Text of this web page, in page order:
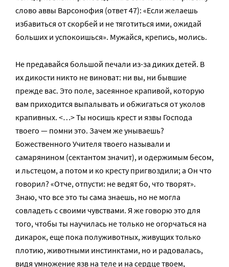
слово аввы Варсонофия (ответ 47): «Если желаешь
избавиться от скорбей и не тяготиться ими, ожидай
больших и успокоишься». Мужайся, крепись, молись.
Не предавайся большой печали из-за диких детей. В
их дикости никто не виноват: ни вы, ни бывшие
прежде вас. Это поле, засеянное крапивой, которую
вам приходится выпалывать и обжигаться от уколов
крапивных. <…> Ты носишь крест и язвы Господа
твоего — помни это. Зачем же унываешь?
Божественного Учителя твоего называли и
самарянином (сектантом значит), и одержимым бесом,
и льстецом, а потом и ко кресту пригвоздили; а Он что
говорил? «Отче, отпусти: не ведят бо, что творят».
Знаю, что все это ты сама знаешь, но не могла
совладеть с своими чувствами. Я же говорю это для
того, чтобы ты научилась не только не огорчаться на
дикарок, еще пока полуживотных, живущих только
плотию, животными инстинктами, но и радовалась,
видя умножение язв на теле и на сердце твоем,